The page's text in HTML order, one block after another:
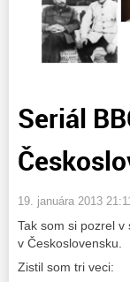
Komerčné blogy
Seriál
19. januára 2013
Tak som si pozrel
v Československu.
Zistil som tri veci: